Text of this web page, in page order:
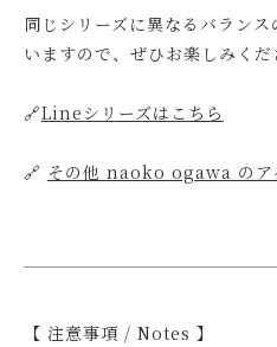
同じシリーズに異なるバラン
いますので、ぜひお楽しみくだ
🔗Lineシリーズはこちら
🔗 その他 naoko ogawa のア
【 注意事項 / Notes 】